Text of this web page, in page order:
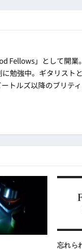
Fellows」として開業
勉強中。ギタリスト
トルズ以降のブリテ
忘れら